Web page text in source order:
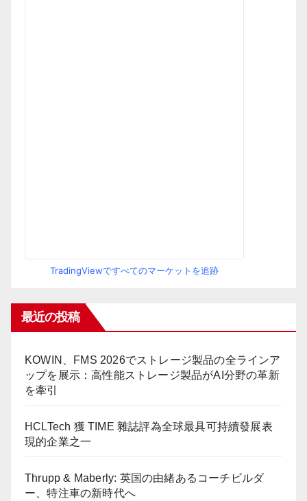
TradingViewですべてのマーケットを追跡
最近の投稿
KOWIN、FMS 2026でストレージ製品の全ラインア
ップを展示：高性能ストレージ製品がAI分野の革新
を牽引
HCLTech 獲 TIME 雜誌評為全球最具可持續發展表
現的企業之一
Thrupp & Maberly: 英国の由緒あるコーチビルダ
ー、特注車の新時代へ